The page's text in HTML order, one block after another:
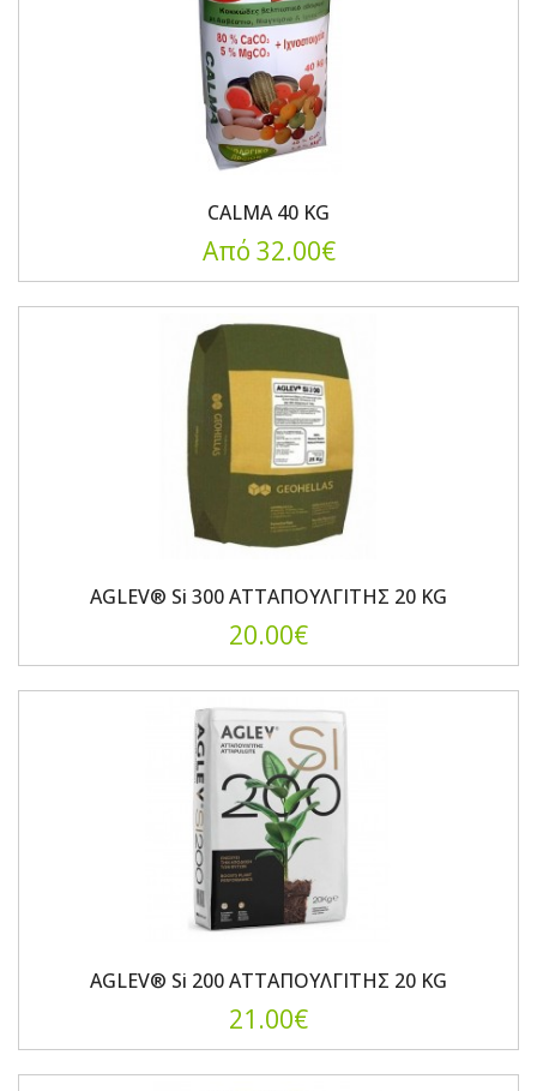
CALMA 40 KG
Από 32.00€
AGLEV® Si 300 ΑΤΤΑΠΟΥΛΓΙΤΗΣ 20 KG
20.00€
AGLEV® Si 200 ΑΤΤΑΠΟΥΛΓΙΤΗΣ 20 KG
21.00€